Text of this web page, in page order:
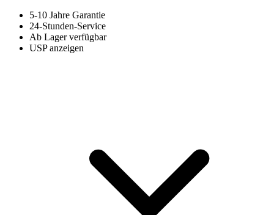
5-10 Jahre Garantie
24-Stunden-Service
Ab Lager verfügbar
USP anzeigen